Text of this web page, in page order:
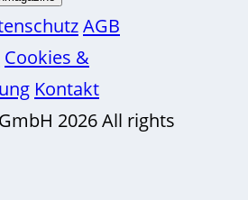
AGB
Cookies &
Kontakt
2026 All rights